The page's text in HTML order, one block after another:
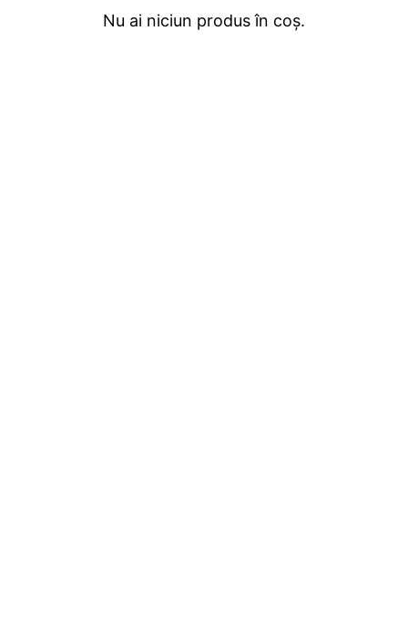
Nu ai niciun produs în coș.